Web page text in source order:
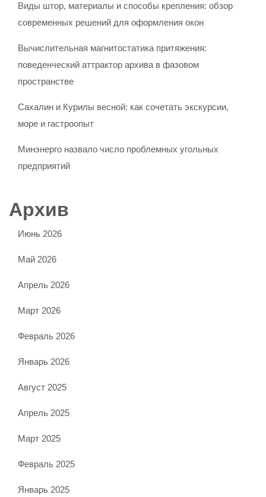
Виды штор, материалы и способы крепления: обзор
современных решений для оформления окон
Вычислительная магнитостатика притяжения:
поведенческий аттрактор архива в фазовом
пространстве
Сахалин и Курилы весной: как сочетать экскурсии,
море и гастроопыт
Минэнерго назвало число проблемных угольных
предприятий
Архив
Июнь 2026
Май 2026
Апрель 2026
Март 2026
Февраль 2026
Январь 2026
Август 2025
Апрель 2025
Март 2025
Февраль 2025
Январь 2025